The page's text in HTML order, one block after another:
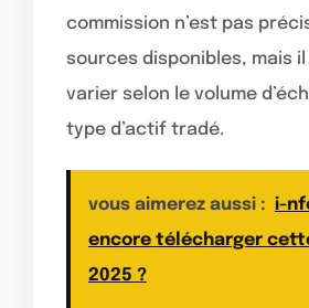
commission n’est pas
sources disponibles, mais
varier selon le volume
type d’actif tradé.
vous aimerez aussi : i-
encore télécharger
2025 ?